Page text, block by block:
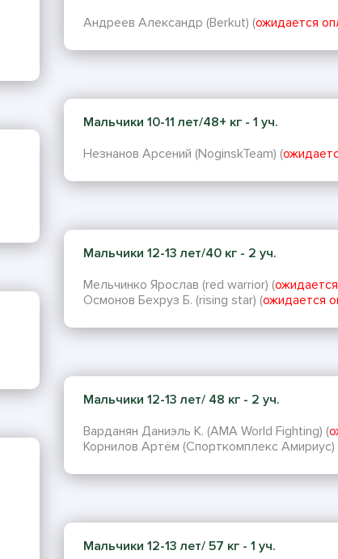
Андреев Александр (Berkut) (ожидается
Мальчики 10-11 лет/48+ кг - 1 уч.
Незнанов Арсений (NoginskTeam) (
Мальчики 12-13 лет/40 кг - 2 уч.
Мельчинко Ярослав (red warrior) (
Осмонов Бехруз Б. (rising star) (ожидается
Мальчики 12-13 лет/ 48 кг - 2 уч.
Варданян Даниэль К. (AMA World Fighting) (
Корнилов Артём (Спорткомплекс Амириус)
Мальчики 12-13 лет/ 57 кг - 1 уч.